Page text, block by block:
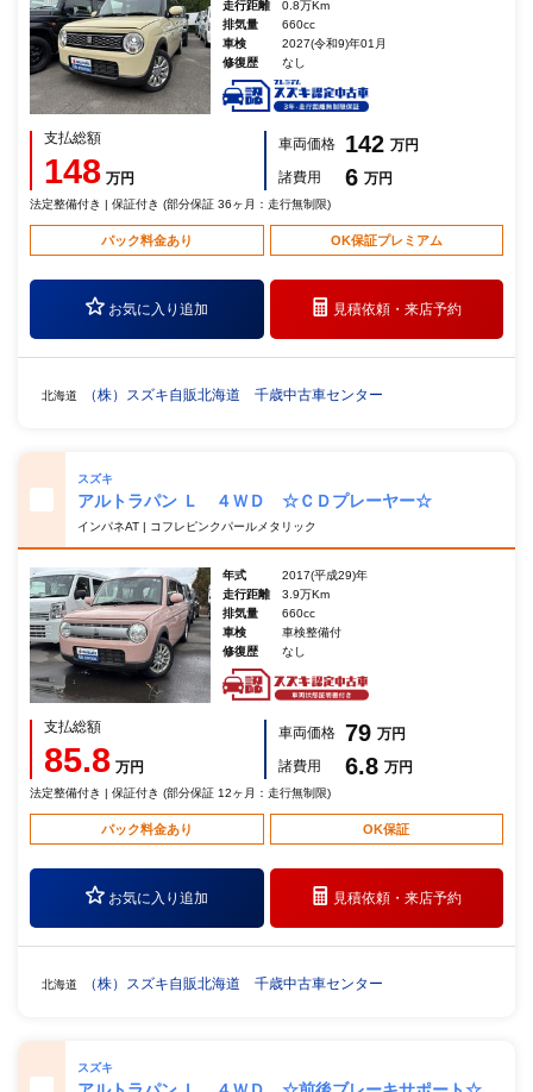
走行距離
0.8万Km
排気量
660cc
車検
2027(令和9)年01月
修復歴
なし
支払総額
148 万円
車両価格 142 万円
諸費用
6 万円
法定整備付き | 保証付き (部分保証 36ヶ月：走行無制限)
パック料金あり OK保証プレミアム
お気に入り追加 見積依頼・来店予約
北海道 （株）スズキ自販北海道 千歳中古車センター
スズキ
アルトラパン Ｌ ４ＷＤ ☆ＣＤプレーヤー☆
インパネAT | コフレピンクパールメタリック
年式
2017(平成29)年
走行距離
3.9万Km
排気量
660cc
車検
車検整備付
修復歴
なし
支払総額
85.8 万円
車両価格 79 万円
諸費用
6.8 万円
法定整備付き | 保証付き (部分保証 12ヶ月：走行無制限)
パック料金あり OK保証
お気に入り追加 見積依頼・来店予約
北海道 （株）スズキ自販北海道 千歳中古車センター
スズキ